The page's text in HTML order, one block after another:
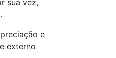
sua vez,
e
externo